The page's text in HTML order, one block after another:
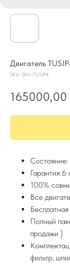
Двигатель
SKU: SKU-TU5JP4
165000,00
Гарантия 6
100%
Все
Полный
продажи )
фильтр,